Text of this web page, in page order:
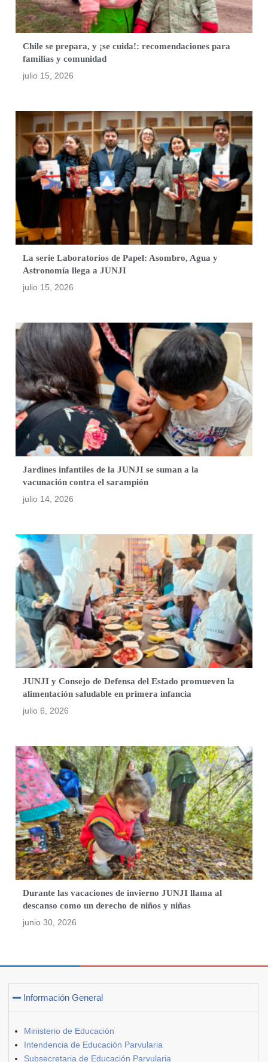
Chile se prepara, y ¡se cuida!: recomendaciones para
familias y comunidad
julio 15, 2026
La serie Laboratorios de Papel: Asombro, Agua y
Astronomía llega a JUNJI
julio 15, 2026
Jardines infantiles de la JUNJI se suman a la
vacunación contra el sarampión
julio 14, 2026
JUNJI y Consejo de Defensa del Estado promueven la
alimentación saludable en primera infancia
julio 6, 2026
Durante las vacaciones de invierno JUNJI llama al
descanso como un derecho de niños y niñas
junio 30, 2026
Información General
Ministerio de Educación
Intendencia de Educación Parvularia
Subsecretaria de Educación Parvularia